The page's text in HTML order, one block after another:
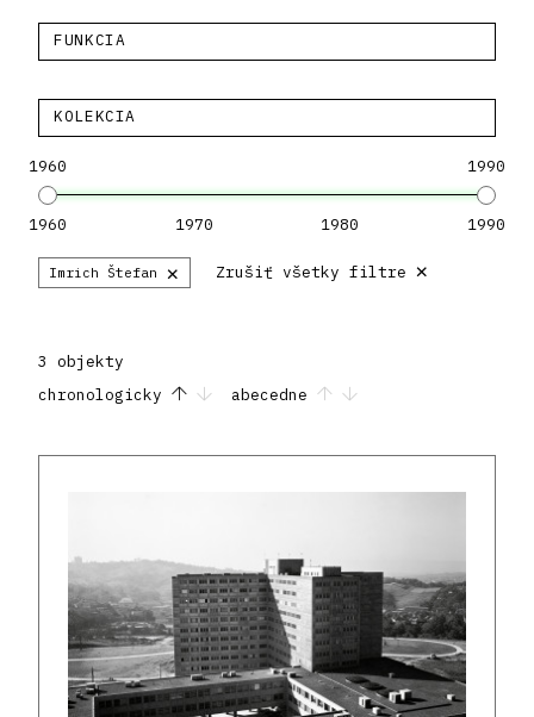
FUNKCIA
KOLEKCIA
1960 1990
1960 1970 1980 1990
Imrich Štefan × Zrušiť všetky filtre ×
3 objekty
chronologicky
abecedne